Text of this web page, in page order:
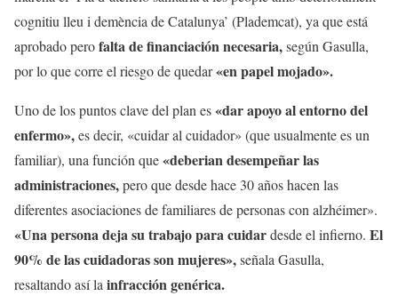
cognitiu lleu i demència de Catalunya’ (Plademcat), ya que está
aprobado perofalta de financiación necesaria,según Gasulla,
por lo que corre el riesgo de quedar«en papel mojado».
Uno de los puntos clave del plan es«dar apoyo al entorno del
enfermo»,es decir, «cuidar al cuidador» (que usualmente es un
familiar), una función que«deberian desempeñar las
administraciones,pero que desde hace 30 años hacen las
diferentes asociaciones de familiares de personas con alzhéimer».
«Una persona deja su trabajo para cuidardesde el infierno. El
90% de las cuidadoras son mujeres»,señala Gasulla,
resaltando así la infracción genérica.